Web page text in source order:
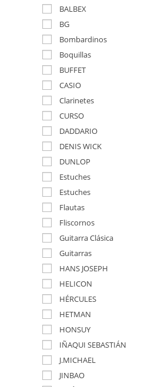
BALBEX
BG
Bombardinos
Boquillas
BUFFET
CASIO
Clarinetes
CURSO
DADDARIO
DENIS WICK
DUNLOP
Estuches
Estuches
Flautas
Fliscornos
Guitarra Clásica
Guitarras
HANS JOSEPH
HELICON
HÉRCULES
HETMAN
HONSUY
IÑAQUI SEBASTIÁN
J.MICHAEL
JINBAO